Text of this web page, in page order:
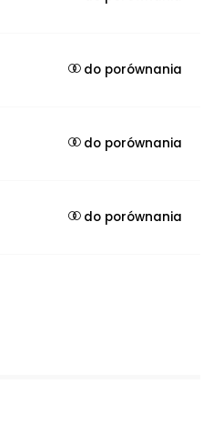
do porównania
do porównania
do porównania